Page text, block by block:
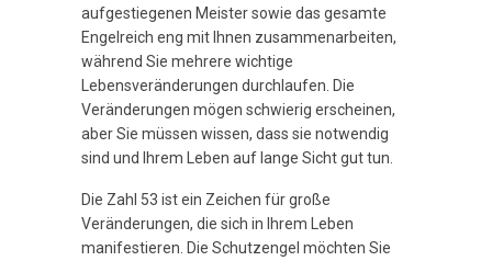
aufgestiegenen Meister sowie das gesamte
Engelreich eng mit Ihnen zusammenarbeiten,
während Sie mehrere wichtige
Lebensveränderungen durchlaufen. Die
Veränderungen mögen schwierig erscheinen,
aber Sie müssen wissen, dass sie notwendig
sind und Ihrem Leben auf lange Sicht gut tun.
Die Zahl 53 ist ein Zeichen für große
Veränderungen, die sich in Ihrem Leben
manifestieren. Die Schutzengel möchten Sie